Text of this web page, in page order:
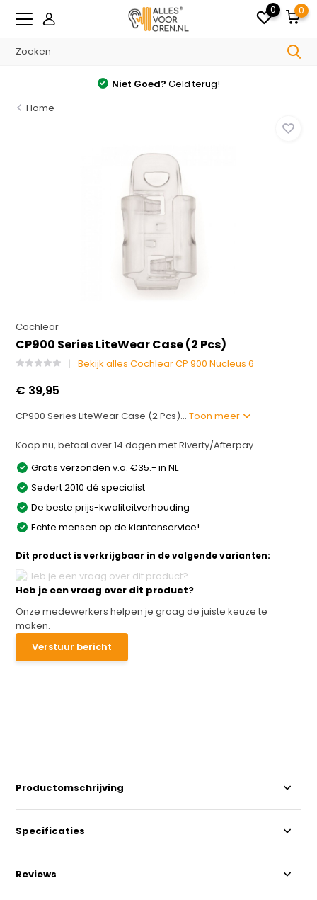
0 0
Niet Goed? Geld terug!
Home
Cochlear
CP900 Series LiteWear Case (2 Pcs)
Bekijk alles Cochlear CP 900 Nucleus 6
€ 39,95
CP900 Series LiteWear Case (2 Pcs)...Toon meer
Koop nu, betaal over 14 dagen met Riverty/Afterpay
Gratis verzonden v.a. €35.- in NL
Sedert 2010 dé specialist
De beste prijs-kwaliteitverhouding
Echte mensen op de klantenservice!
Dit product is verkrijgbaar in de volgende varianten:
Heb je een vraag over dit product?
Onze medewerkers helpen je graag de juiste keuze te
maken.
Verstuur bericht
Productomschrijving
Specificaties
Reviews